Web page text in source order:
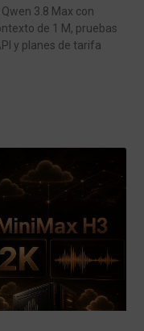
3.8 Max con
de 1 M, pruebas
y planes de tarifa